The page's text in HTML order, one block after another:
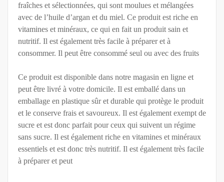
fraîches et sélectionnées, qui sont moulues et mélangées
avec de l’huile d’argan et du miel. Ce produit est riche en
vitamines et minéraux, ce qui en fait un produit sain et
nutritif. Il est également très facile à préparer et à
consommer. Il peut être consommé seul ou avec des fruits
Ce produit est disponible dans notre magasin en ligne et
peut être livré à votre domicile. Il est emballé dans un
emballage en plastique sûr et durable qui protège le produit
et le conserve frais et savoureux. Il est également exempt de
sucre et est donc parfait pour ceux qui suivent un régime
sans sucre. Il est également riche en vitamines et minéraux
essentiels et est donc très nutritif. Il est également très facile
à préparer et peut